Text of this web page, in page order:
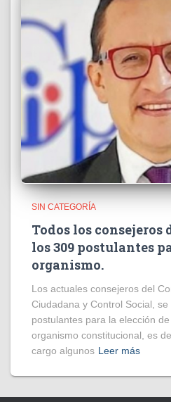
SIN CATEGORÍA
Todos los consejeros
los 309 postulantes
organismo.
Los actuales consejeros del
Ciudadana y Control Social,
postulantes para la elección
organismo constitucional, es
cargo algunos Leer más